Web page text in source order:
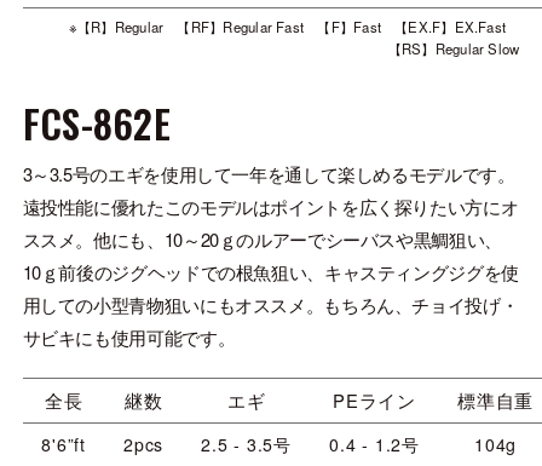
※【R】Regular 【RF】Regular Fast 【F】Fast 【EX.F】EX.Fast
【RS】Regular Slow
FCS-862E
3～3.5号のエギを使用して一年を通して楽しめるモデルです。
遠投性能に優れたこのモデルはポイントを広く探りたい方にオ
ススメ。他にも、10～20ｇのルアーでシーバスや黒鯛狙い、
10ｇ前後のジグヘッドでの根魚狙い、キャスティングジグを使
用しての小型青物狙いにもオススメ。もちろん、チョイ投げ・
サビキにも使用可能です。
全長 継数 エギ PEライン 標準自重
8'6”ft 2pcs 2.5 - 3.5号 0.4 - 1.2号 104g